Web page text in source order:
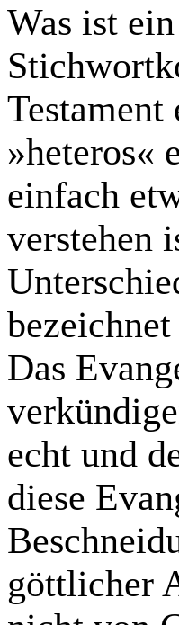
Was ist
Testament
»heteros«
einfach
verstehen
Das
echt und
diese
göttlicher